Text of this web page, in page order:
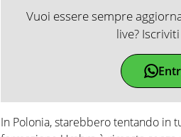
Vuoi essere sempre
live?
In Polonia, starebbero tentando in